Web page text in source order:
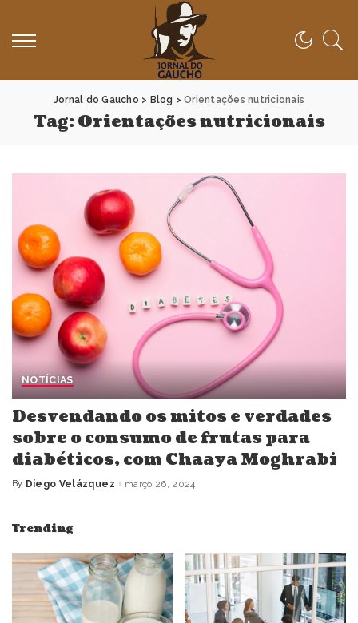
Jornal do Gaucho > Blog >Orientações nutricionais
Tag:Orientações nutricionais
NOTÍCIAS
Desvendando os mitos e verdades
sobre o consumo de frutas para
diabéticos, com Chaaya Moghrabi
Posted
By Diego Velázquez março 26, 2024
Trending